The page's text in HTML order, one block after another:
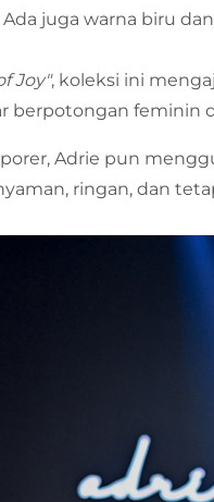
Ada juga warna biru
Joy", koleksi ini
berpotongan feminin
Adrie pun
ringan, dan